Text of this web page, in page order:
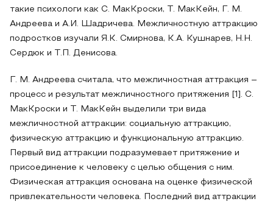
такие психологи как С. МакКроски, Т. МакКейн, Г. М.
Андреева и А.И. Шадричева. Межличностную аттракцию
подростков изучали Я.К. Смирнова, К.А. Кушнарев, Н.Н.
Сердюк и Т.П. Денисова.
Г. М. Андреева считала, что межличностная аттракция –
процесс и результат межличностного притяжения [1]. С.
МакКроски и Т. МакКейн выделили три вида
межличностной аттракции: социальную аттракцию,
физическую аттракцию и функциональную аттракцию.
Первый вид аттракции подразумевает притяжение и
присоединение к человеку с целью общения с ним.
Физическая аттракция основана на оценке физической
привлекательности человека. Последний вид аттракции